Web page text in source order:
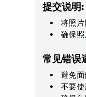
提交说明:
将照片
确保照
常见错误
避免面
不要使